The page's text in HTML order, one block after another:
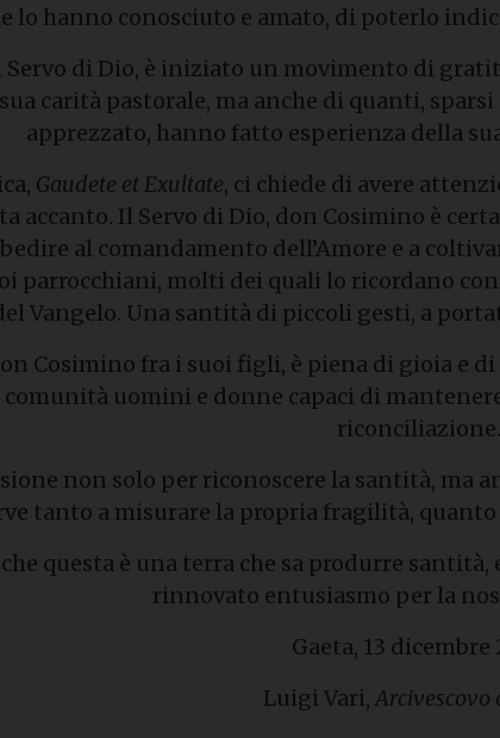
lo hanno conosciuto e amato, di poterlo
di Dio, è iniziato un movimento di
carità pastorale, ma anche di quanti,
apprezzato, hanno fatto esperienza della
Gaudete et Exultate, ci chiede di avere
accanto. Il Servo di Dio, don Cosimino è
al comandamento dell’Amore e a
parrocchiani, molti dei quali lo ricordano
Vangelo. Una santità di piccoli gesti, a
Cosimino fra i suoi figli, è piena di gioia
uomini e donne capaci di
riconciliazione.
non solo per riconoscere la santità, ma
tanto a misurare la propria fragilità,
questa è una terra che sa produrre
rinnovato entusiasmo per la
Gaeta, 13 dicembre
Luigi Vari, Arcivescovo